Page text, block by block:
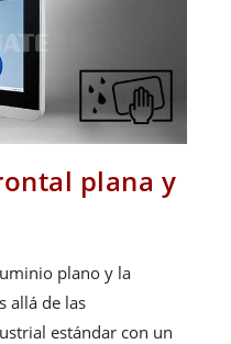
plana y
plano y la
allá de las
estándar con un